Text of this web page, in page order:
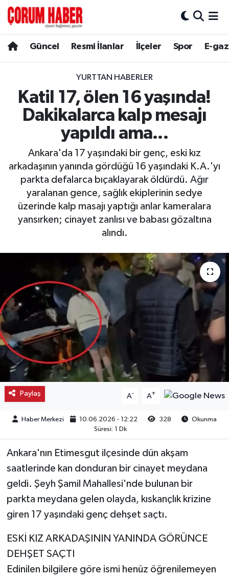
Güncel Resmi İlanlar İlçeler Spor E-
YURTTAN HABERLER
Katil 17, ölen 16 yaşında!
Dakikalarca kalp mesajı
yapıldı ama...
Ankara'da 17 yaşındaki bir genç, eski kız
arkadaşının yanında gördüğü 16 yaşındaki K.A.'yı
parkta defalarca bıçaklayarak öldürdü. Ağır
yaralanan gence, sağlık ekiplerinin sedye
üzerinde kalp masajı yaptığı anlar kameralara
yansırken; cinayet zanlısı ve babası gözaltına
alındı.
Paylaş A- A+
Haber Merkezi 10.06.2026 - 12:22 328
Okunma
Süresi: 1 Dk
Ankara'nın Etimesgut ilçesinde dün akşam
saatlerinde kan donduran bir cinayet meydana
geldi. Şeyh Şamil Mahallesi'nde bulunan bir
parkta meydana gelen olayda, kıskançlık krizine
giren 17 yaşındaki genç dehşet saçtı.
ESKİ KIZ ARKADAŞININ YANINDA GÖRÜNCE
DEHŞET SAÇTI
Edinilen bilgilere göre ismi henüz öğrenilemeyen
Spor
Resmi İlanlar
Alaca
Boğazkale
Dodurga
İskilip
Laçin
Mecitözü
Oğuzlar
Ortaköy
Osmancık
Sungurlu
Sağlık
Hava Durumu
Çorum Namaz Vakitleri
Trafik Durumu
Süper Lig Puan Durumu ve Fikstür
Tüm Manşetler
Son Dakika Haberleri
Haber Arşivi